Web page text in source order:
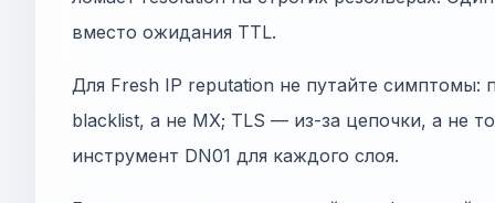
вместо ожидания TTL.
Для Fresh IP reputation не путайте симптомы:
blacklist, а не MX; TLS — из-за цепочки, а не
инструмент DN01 для каждого слоя.